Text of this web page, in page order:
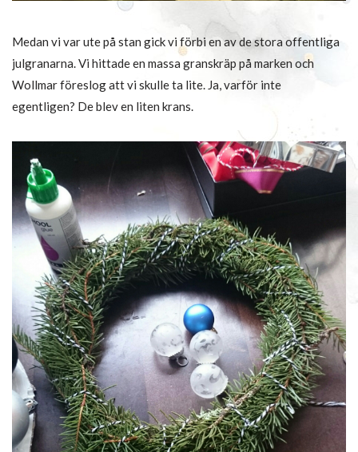
Medan vi var ute på stan gick vi förbi en av de stora offentliga
julgranarna. Vi hittade en massa granskräp på marken och
Wollmar föreslog att vi skulle ta lite. Ja, varför inte
egentligen? De blev en liten krans.